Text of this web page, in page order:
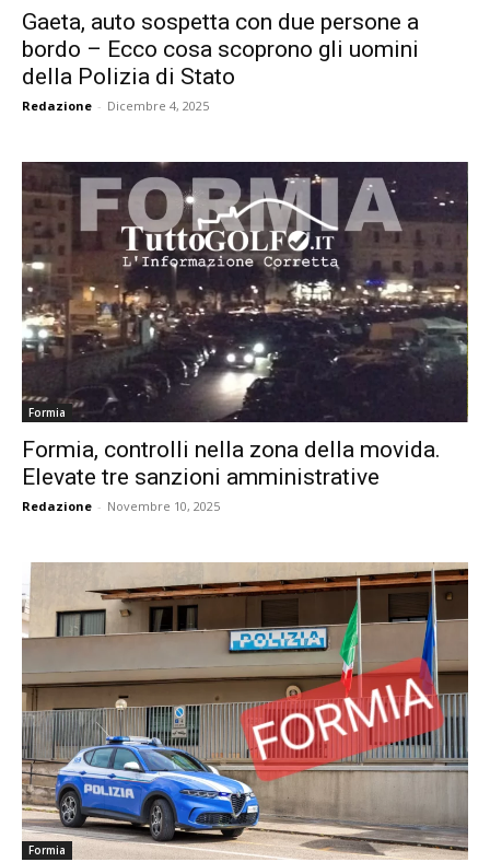
Gaeta, auto sospetta con due persone a
bordo – Ecco cosa scoprono gli uomini
della Polizia di Stato
Redazione - Dicembre 4, 2025
Formia
Formia, controlli nella zona della movida.
Elevate tre sanzioni amministrative
Redazione - Novembre 10, 2025
Formia